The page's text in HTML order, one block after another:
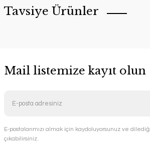
Tavsiye Ürünler
YENİ ÜRÜN
Mail listemize kayıt olun
E-postalarımızı almak için kaydoluyorsunuz ve
çıkabilirsiniz.